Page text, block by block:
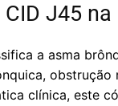
CID J45
a asma
clínica, este